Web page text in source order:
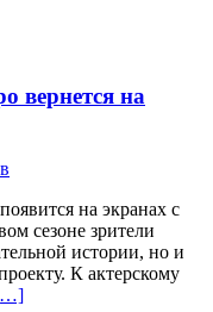
вернется на
на экранах с
сезоне зрители
истории, но и
К актерскому